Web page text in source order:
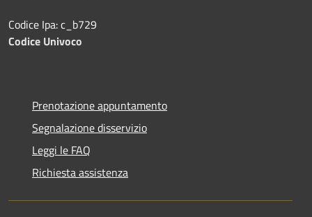
Codice Ipa: c_b729
Codice Univoco
Prenotazione appuntamento
Segnalazione disservizio
Leggi le FAQ
Richiesta assistenza